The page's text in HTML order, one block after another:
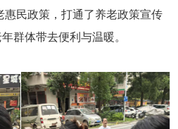
民政策，打通了养老政策宣传
群体带去便利与温暖。